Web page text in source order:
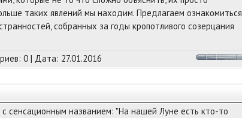
таких явлений мы находим. Предлагаем ознакомиться
собранных за годы кропотливого созерцания
0 | Дата: 27.01.2016
сенсационным названием: "На нашей Луне есть кто-то